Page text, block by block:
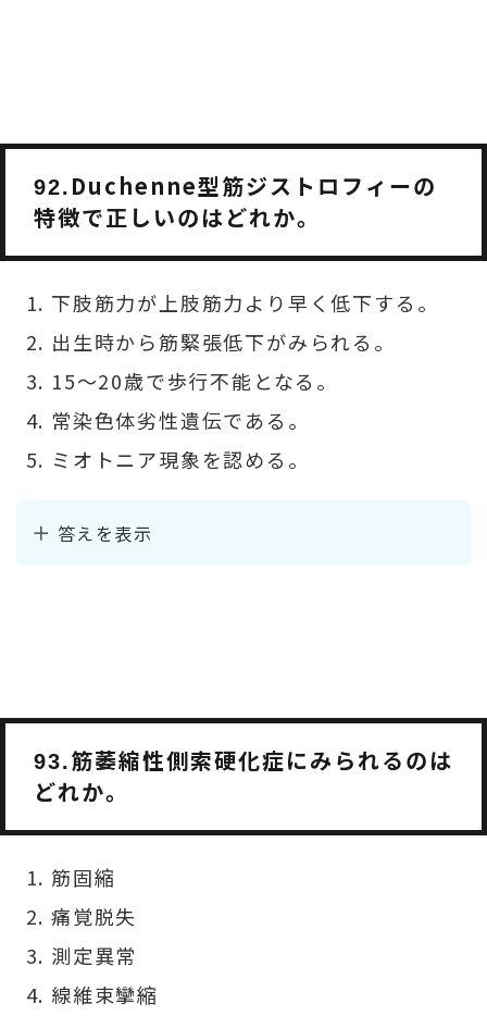
92. Duchenne型筋ジストロフィーの
特徴で正しいのはどれか。
下肢筋力が上肢筋力より早く低下する。
出生時から筋緊張低下がみられる。
15〜20歳で歩行不能となる。
常染色体劣性遺伝である。
ミオトニア現象を認める。
答えを表示
93.筋萎縮性側索硬化症にみられるのは
どれか。
筋固縮
痛覚脱失
測定異常
線維束攣縮